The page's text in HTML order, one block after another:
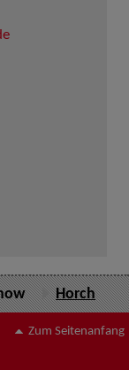
Horch
Zum Seitenanfang